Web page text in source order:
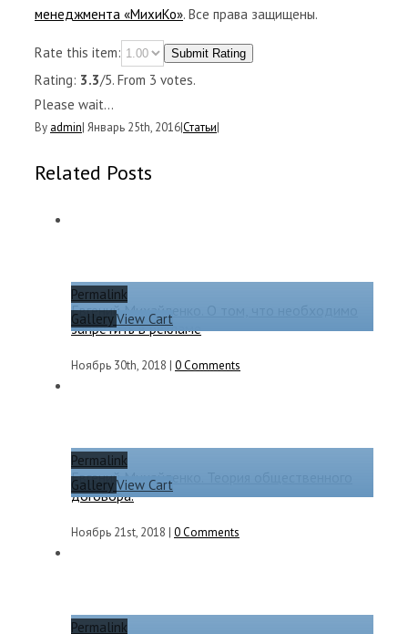
менеджмента «МихиКо». Все права защищены.
Rate this item: Submit Rating
Rating: 3.3/5. From 3 votes.
Please wait...
By admin| Январь 25th, 2016|Статьи|
Related Posts
Permalink
GalleryView Cart
Евгений Михайленко. О том, что необходимо
запретить в рекламе
Ноябрь 30th, 2018 | 0 Comments
Permalink
GalleryView Cart
Евгений Михайленко. Теория общественного
договора.
Ноябрь 21st, 2018 | 0 Comments
Permalink